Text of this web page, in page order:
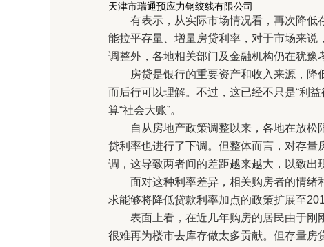
天津市瑞通预应力钢绞线有限公司
有表示，从实际市场情况看，再次降低
能拉平存量、增量房贷利率，对于市场来
调整外，各地相关部门及金融机构仍在犹豫
房贷是银行的重要资产和收入来源，降
而后行可以理解。不过，这已经不只是“利
算“社会大账”。
自从房地产政策调整以来，各地在放松
贷利率也进行了下调。但整体而言，对存
调，这导致两者间的差距越来越大，以致出
面对这种利率差异，相关购房者的情绪
求能够将降低贷款利率加点的政策扩展至
表面上看，在近几年购房的居民由于刚
很难再为楼市去库存做太多贡献。但存量房